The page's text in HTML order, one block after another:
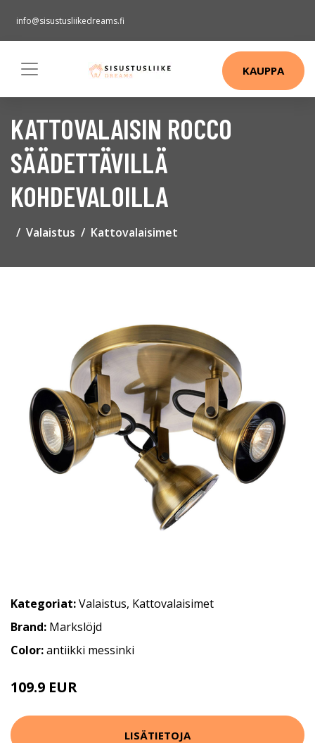
info@sisustusliikedreams.fi
KAUPPA
KATTOVALAISIN ROCCO
SÄÄDETTÄVILLÄ
KOHDEVALOILLA
Valaistus Kattovalaisimet
Kategoriat:Valaistus, Kattovalaisimet
Brand: Markslöjd
Color:antiikki messinki
109.9 EUR
LISÄTIETOJA